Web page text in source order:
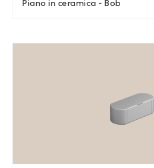
Piano in ceramica - Bob